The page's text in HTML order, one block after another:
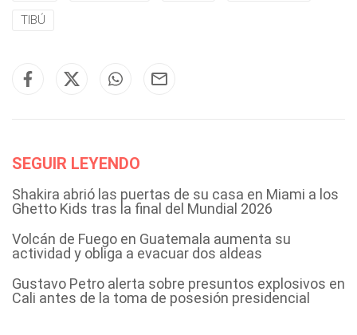
TIBÚ
SEGUIR LEYENDO
Shakira abrió las puertas de su casa en Miami a los
Ghetto Kids tras la final del Mundial 2026
Volcán de Fuego en Guatemala aumenta su
actividad y obliga a evacuar dos aldeas
Gustavo Petro alerta sobre presuntos explosivos en
Cali antes de la toma de posesión presidencial